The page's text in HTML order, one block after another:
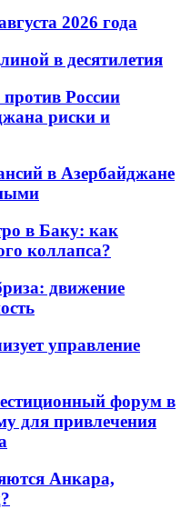
2026 года
в десятилетия
России
риски и
в Азербайджане
в Баку: как
коллапса?
движение
управление
форум в
для привлечения
Анкара,